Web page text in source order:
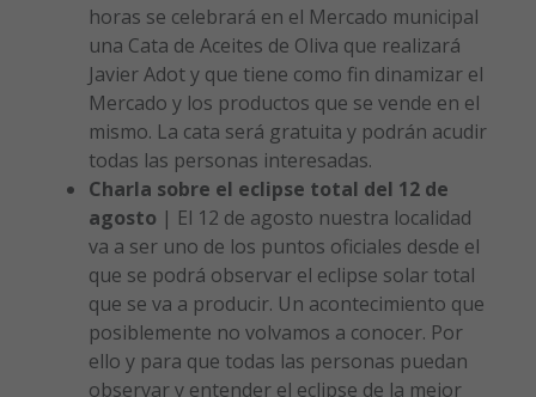
horas se celebrará en el Mercado municipal
una Cata de Aceites de Oliva que realizará
Javier Adot y que tiene como fin dinamizar el
Mercado y los productos que se vende en el
mismo. La cata será gratuita y podrán acudir
todas las personas interesadas.
Charla sobre el eclipse total del 12 de
agosto | El 12 de agosto nuestra localidad
va a ser uno de los puntos oficiales desde el
que se podrá observar el eclipse solar total
que se va a producir. Un acontecimiento que
posiblemente no volvamos a conocer. Por
ello y para que todas las personas puedan
observar y entender el eclipse de la mejor